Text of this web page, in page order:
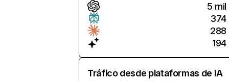
5 mil
374
288
194
Tráfico desde plataformas de IA